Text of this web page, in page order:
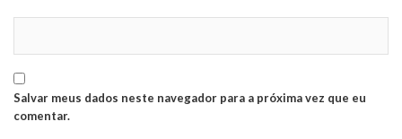
Salvar meus dados neste navegador para a próxima vez que eu
comentar.